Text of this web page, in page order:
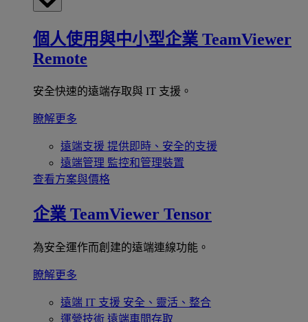
個人使用與中小型企業 TeamViewer
Remote
安全快速的遠端存取與 IT 支援。
瞭解更多
遠端支援 提供即時、安全的支援
遠端管理 監控和管理裝置
查看方案與價格
企業 TeamViewer Tensor
為安全運作而創建的遠端連線功能。
瞭解更多
遠端 IT 支援 安全、靈活、整合
運營技術 遠端車間存取